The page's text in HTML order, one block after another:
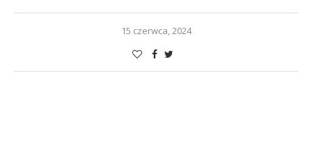
15 czerwca, 2024